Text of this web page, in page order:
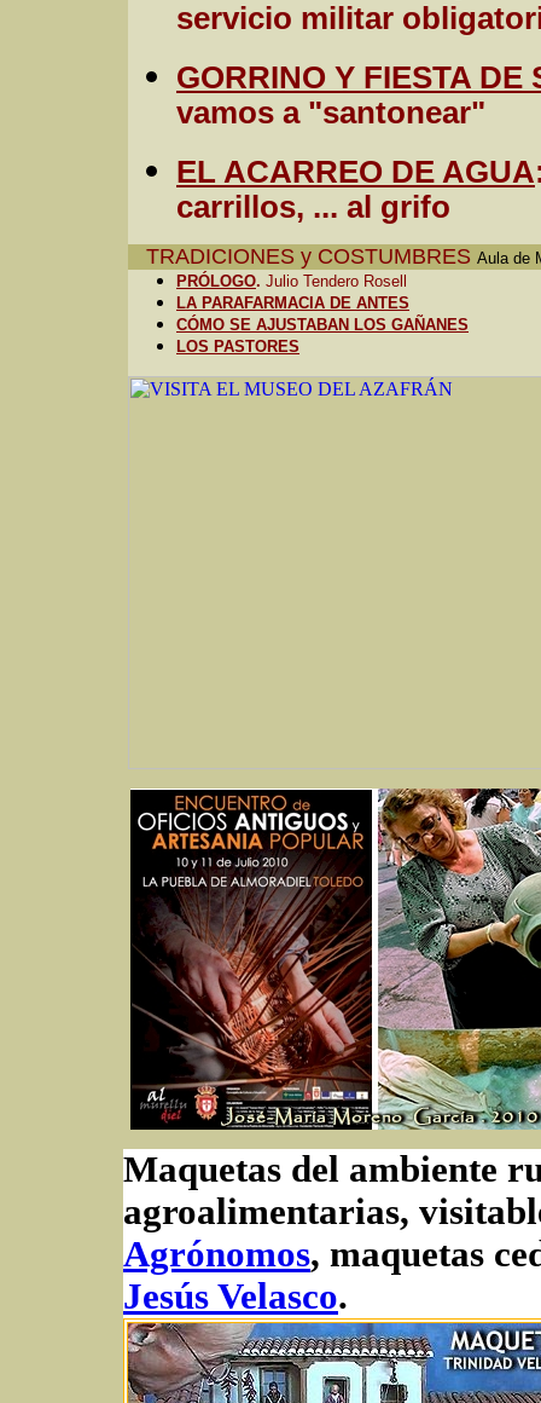
servicio militar
GORRINO Y FIESTA DE
vamos a "santonear"
EL ACARREO DE AGUA
carrillos, ... al grifo
TRADICIONES y COSTUMBRES Aula de
PRÓLOGO. Julio Tendero Rosell
LA PARAFARMACIA DE ANTES
CÓMO SE AJUSTABAN LOS GAÑANES
LOS PASTORES
Maquetas del ambiente
agroalimentarias,
Agrónomos, maquetas
Jesús Velasco.